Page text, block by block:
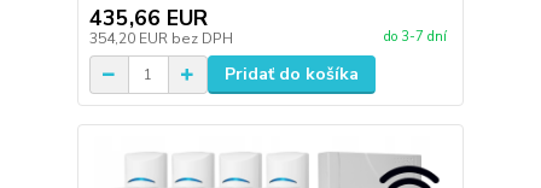
435,66 EUR
354,20 EUR bez DPH do 3-7 dní
Pridať do košíka